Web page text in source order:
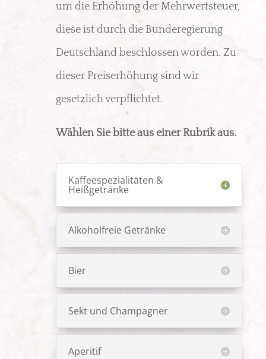
um die Erhöhung der Mehrwertsteuer,
diese ist durch die Bunderegierung
Deutschland beschlossen worden. Zu
dieser Preiserhöhung sind wir
gesetzlich verpflichtet.
Wählen Sie bitte aus einer Rubrik aus.
Kaffeespezialitäten &
Heißgetränke
Alkoholfreie Getränke
Bier
Sekt und Champagner
Aperitif